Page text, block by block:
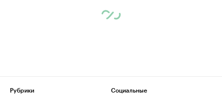
Рубрики
Социальные